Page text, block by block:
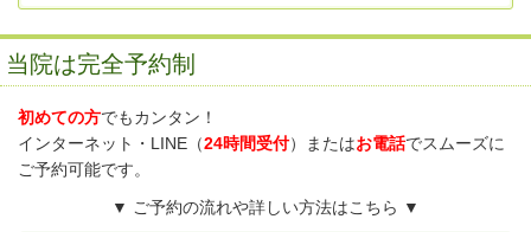
当院は完全予約制
初めての方でもカンタン！
インターネット・LINE（24時間受付）またはお電話でスムーズに
ご予約可能です。
▼ ご予約の流れや詳しい方法はこちら ▼